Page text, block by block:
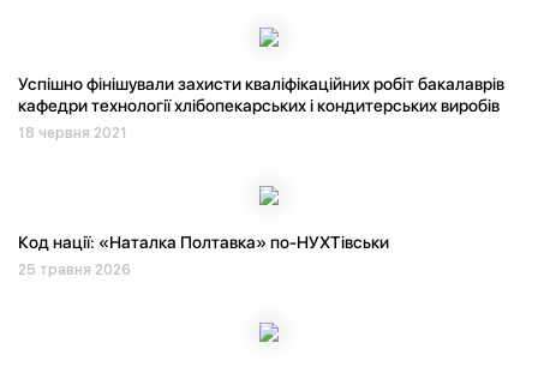
Успішно фінішували захисти кваліфікаційних робіт бакалаврів
кафедри технології хлібопекарських і кондитерських виробів
18 червня 2021
Код нації: «Наталка Полтавка» по-НУХТівськи
25 травня 2026